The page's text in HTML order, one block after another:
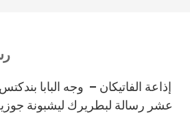
عشر رسالة لبطريرك ليشبونة جوزيه